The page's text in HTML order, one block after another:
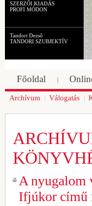
SZERZŐI KIADÁS
PROFI MÓDON
Tandori Dezső
TANDORI SZUBJEKTÍV
Főoldal
Archívum Válogatás
A nyugalom
Ifjúkor című